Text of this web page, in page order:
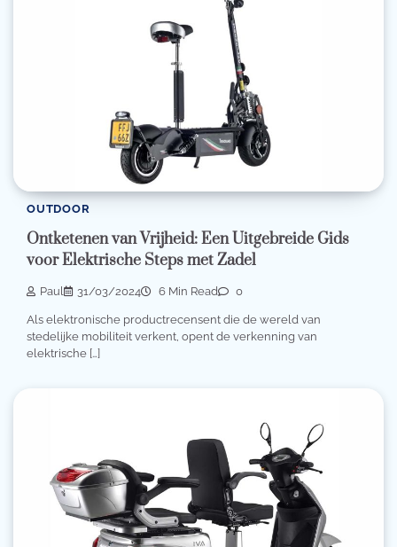
OUTDOOR
Ontketenen van Vrijheid: Een Uitgebreide Gids
voor Elektrische Steps met Zadel
Paul 31/03/2024 6 Min Read 0
Als elektronische productrecensent die de wereld van
stedelijke mobiliteit verkent, opent de verkenning van
elektrische […]